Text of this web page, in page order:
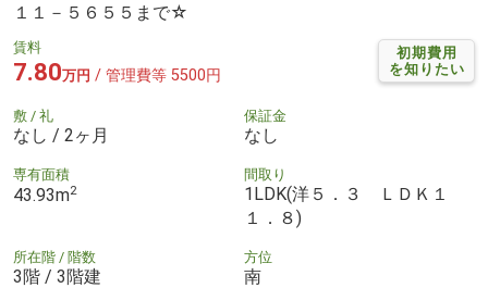
１１－５６５５まで☆
初期費用
を知りたい
賃料
7.80万円 / 管理費等 5500円
敷 / 礼
なし / 2ヶ月
保証金
なし
専有面積
43.93m2
間取り
1LDK(洋５．３ ＬＤＫ１
１．８)
所在階 / 階数
3階 / 3階建
方位
南